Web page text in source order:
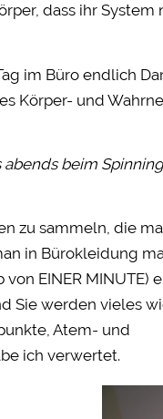
dass ihr System
im Büro endlich
Körper- und
beim
zu sammeln, die
in Bürokleidung
EINER MINUTE)
Sie werden vieles
Atem- und
ich verwertet.